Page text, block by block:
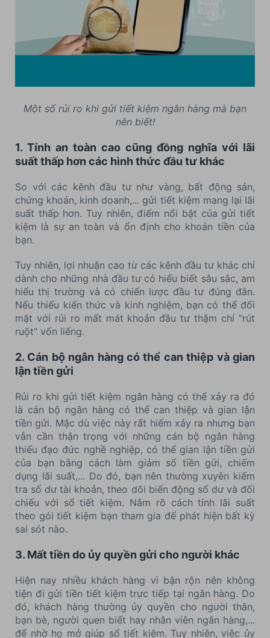
Một số rủi ro khi gửi tiết kiệm ngân hàng mà bạn
nên biết!
1. Tính an toàn cao cũng đồng nghĩa với lãi
suất thấp hơn các hình thức đầu tư khác
So với các kênh đầu tư như vàng, bất động sản,
chứng khoán, kinh doanh,... gửi tiết kiệm mang lại lãi
suất thấp hơn. Tuy nhiên, điểm nổi bật của gửi tiết
kiệm là sự an toàn và ổn định cho khoản tiền của
bạn.
Tuy nhiên, lợi nhuận cao từ các kênh đầu tư khác chỉ
dành cho những nhà đầu tư có hiểu biết sâu sắc, am
hiểu thị trường và có chiến lược đầu tư đúng đắn.
Nếu thiếu kiến thức và kinh nghiệm, bạn có thể đối
mặt với rủi ro mất mát khoản đầu tư thậm chí "rút
ruột" vốn liếng.
2. Cán bộ ngân hàng có thể can thiệp và gian
lận tiền gửi
Rủi ro khi gửi tiết kiệm ngân hàng có thể xảy ra đó
là cán bộ ngân hàng có thể can thiệp và gian lận
tiền gửi. Mặc dù việc này rất hiếm xảy ra nhưng bạn
vẫn cần thận trọng với những cán bộ ngân hàng
thiếu đạo đức nghề nghiệp, có thể gian lận tiền gửi
của bạn bằng cách làm giảm số tiền gửi, chiếm
dụng lãi suất,... Do đó, bạn nên thường xuyên kiểm
tra số dư tài khoản, theo dõi biến động số dư và đối
chiếu với sổ tiết kiệm. Nắm rõ cách tính lãi suất
theo gói tiết kiệm bạn tham gia để phát hiện bất kỳ
sai sót nào.
3. Mất tiền do ủy quyền gửi cho người khác
Hiện nay nhiều khách hàng vì bận rộn nên không
tiện đi gửi tiền tiết kiệm trực tiếp tại ngân hàng. Do
đó, khách hàng thường ủy quyền cho người thân,
bạn bè, người quen biết hay nhân viên ngân hàng,...
để nhờ họ mở giúp sổ tiết kiệm. Tuy nhiên, việc ủy